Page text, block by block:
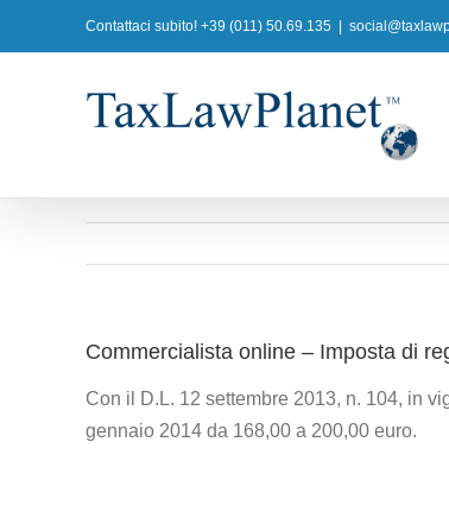
al
Contattaci subito! +39 (011) 50.69.135
Commercialista online – Imposta di
Con il D.L. 12 settembre 2013, n. 104, in
gennaio 2014 da 168,00 a 200,00 euro.